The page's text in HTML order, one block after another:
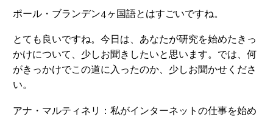
ポール・ブランデン4ヶ国語とはすごいですね。
とても良いですね。今日は、あなたが研究を始めたきっ
かけについて、少しお聞きしたいと思います。では、何
がきっかけでこの道に入ったのか、少しお聞かせくださ
い。
アナ・マルティネリ：私がインターネットの仕事を始め